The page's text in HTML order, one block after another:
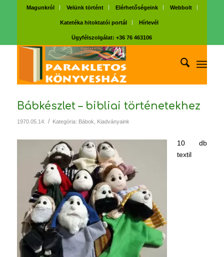
Magunkról Velünk történt Elérhetőségeink Webbolt
Katetéka hitoktatói portál Hírlevél
Ügyfélszolgálat: +36 76 463106
Bábkészlet – bibliai történetekhez
1970.05.14. / Kategória: Bábok Kiadványaink
10 db
textil